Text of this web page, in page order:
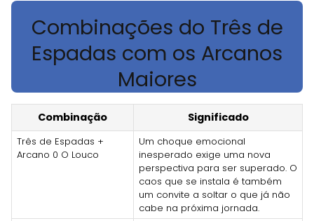
Combinações do Três de
Espadas com os Arcanos
Maiores
Combinação Significado
Três de Espadas +
Arcano 0 O Louco
Um choque emocional
inesperado exige uma nova
perspectiva para ser superado. O
caos que se instala é também
um convite a soltar o que já não
cabe na próxima jornada.